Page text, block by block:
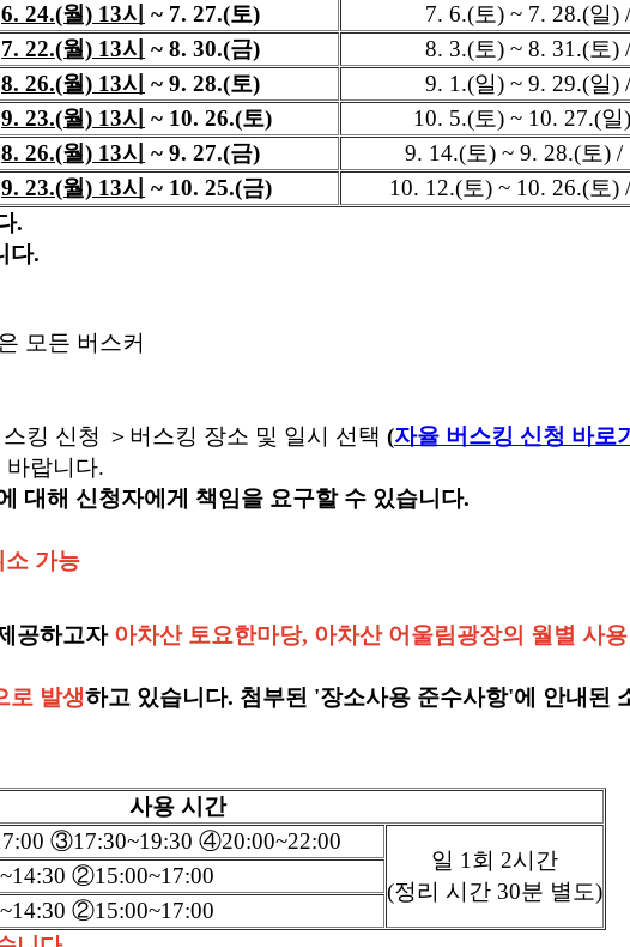
6. 24.(월) 13시 ~ 7. 27.(토)
7. 6.(토) ~ 7. 28.(일)
7. 22.(월) 13시 ~ 8. 30.(금)
8. 3.(토) ~ 8. 31.(토)
8. 26.(월) 13시 ~ 9. 28.(토)
9. 1.(일) ~ 9. 29.(일)
9. 23.(월) 13시 ~ 10. 26.(토) 10. 5.(토) ~ 10. 27.(
8. 26.(월) 13시 ~ 9. 27.(금)
9. 14.(토) ~ 9. 28.(토)
9. 23.(월) 13시 ~ 10. 25.(금)
10. 12.(토) ~ 10. 26.(토
.
다.
모든 버스커
킹 신청 ＞버스킹 장소 및 일시 선택 (자율 버스킹 신청 바로
바랍니다.
대해 신청자에게 책임을 요구할 수 있습니다.
가능
공하고자 아차산 토요한마당, 아차산 어울림광장의 월별 사
로 발생하고 있습니다. 첨부된 '장소사용 준수사항'에 안내된
사용 시간
③17:30~19:30 ④20:00~22:00
일 1회 2시간
(정리 시간 30분 별도)
②15:00~17:00
②15:00~17:00